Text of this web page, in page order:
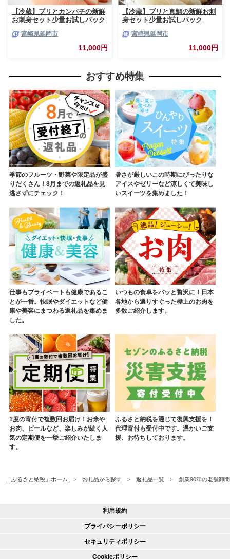
【冷蔵】ブリとカンパチの新鮮
お刺身セット少量お試しパック
宮崎県延岡市
11,000円
【冷蔵】ブリと真鯛の新鮮お刺
身セット少量お試しパック
宮崎県延岡市
11,000円
おすすめ特集
季節のフルーツ・野菜や限定品が盛
りだくさん！8月までの返礼品を見
逃さずにチェック！
暑さが厳しいこの時期にぴったりな
アイスやゼリーなど涼しくて美味し
いスイーツを集めました！
仕事もプライベートも健康であるこ
とが一番。快眠やダイエットなど健
康や美容にまつわる返礼品を集めま
した。
いつもの食卓をパッと贅沢に！日本
各地から選りすぐった極上のお肉を
多数ご紹介します。
1度の寄付で複数回お届け！お米や
お肉、ビールなど、楽しみが続く人
気の定期便を一挙ご紹介いたしま
す。
ふるさと納税を通じて復興支援を！
代理寄付も受付中です。温かいご支
援、お待ちしております。
「ふるさと納税」ホーム お礼品から探す 返礼品一覧 創業90年の老舗卸
利用規約
プライバシーポリシー
セキュリティポリシー
Cookieポリシー